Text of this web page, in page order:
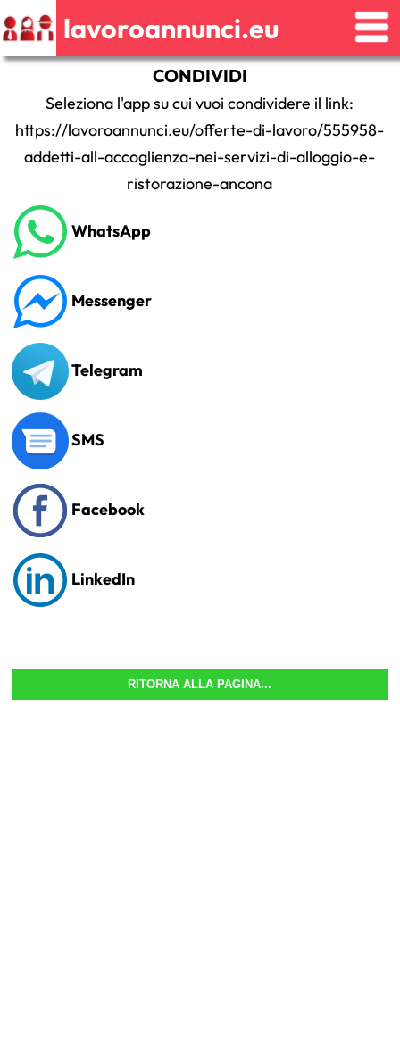
lavoroannunci.eu
CONDIVIDI
Seleziona l'app su cui vuoi condividere il link:
https://lavoroannunci.eu/offerte-di-lavoro/555958-
addetti-all-accoglienza-nei-servizi-di-alloggio-e-
ristorazione-ancona
WhatsApp
Messenger
Telegram
SMS
Facebook
LinkedIn
RITORNA ALLA PAGINA...